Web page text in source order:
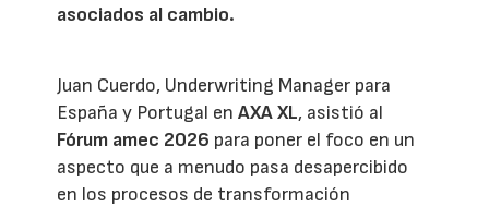
asociados al cambio.
Juan Cuerdo, Underwriting Manager para
España y Portugal enAXA XL, asistió al
Fórum amec 2026 para poner el foco en un
aspecto que a menudo pasa desapercibido
en los procesos de transformación